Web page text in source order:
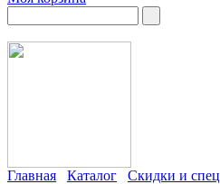
Главная Каталог Скидки и